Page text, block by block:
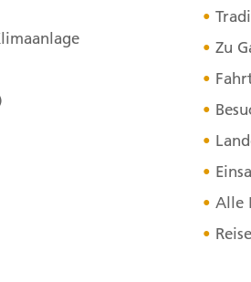
Herstellen und
Casa da Cultura
Tagesverlauf
1. Ponta Delgada,
4. Ponta
4. Tag:
Zu
Alle